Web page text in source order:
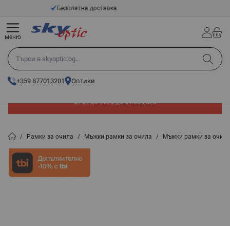
Прескачане към съдържанието 14 - Дневен срок за връщане
Търси в skyoptic.bg...
+359 877013201 Оптики
меню
от 01.08.2026 до 31.08.2026
/ Рамки за очила / Мъжки рамки за очила / Мъжки рамки за